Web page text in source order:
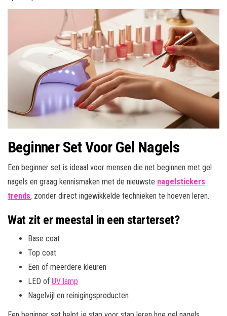
Beginner Set Voor Gel Nagels
Een beginner set is ideaal voor mensen die net beginnen met gel
nagels en graag kennismaken met de nieuwste nagelstickers
trends, zonder direct ingewikkelde technieken te hoeven leren.
Wat zit er meestal in een starterset?
Base coat
Top coat
Een of meerdere kleuren
LED of UV lamp
Nagelvijl en reinigingsproducten